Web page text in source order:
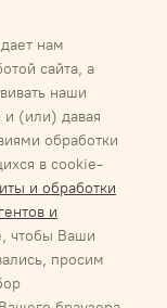
нам
сайта, а
наши
и (или) давая
обработки
в cookie-
и обработки
и
чтобы Ваши
просим
Гражданского
подробной
товаров и (или)
менеджеру
содержащей